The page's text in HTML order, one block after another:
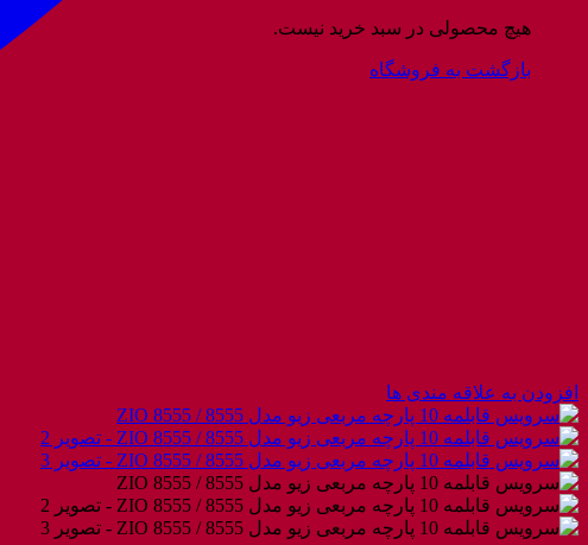
هیچ محصولی در سبد خرید نیست.
بازگشت به فروشگاه
افزودن به علاقه مندی ها